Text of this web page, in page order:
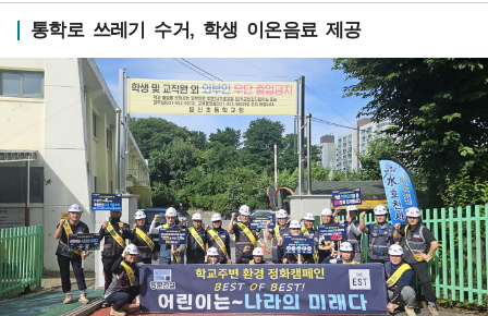
통학로 쓰레기 수거, 학생 이온음료 제공